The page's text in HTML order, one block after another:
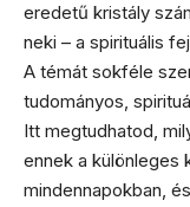
eredetű kristály
neki – a spirituális
A témát sokféle
tudományos,
Itt megtudhatod,
ennek a különleges
mindennapokban,